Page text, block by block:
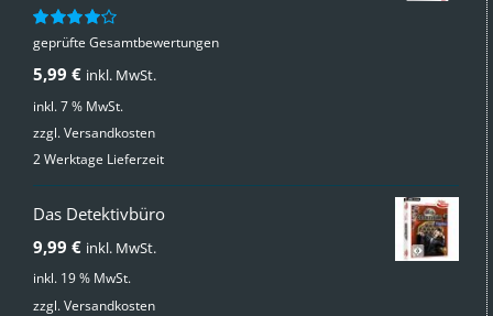
Bewertet
von 5
geprüfte Gesamtbewertungen
5,99 € inkl. MwSt.
inkl. 7 % MwSt.
zzgl.Versandkosten
2 Werktage Lieferzeit
Das Detektivbüro
9,99 € inkl. MwSt.
inkl. 19 % MwSt.
zzgl.Versandkosten